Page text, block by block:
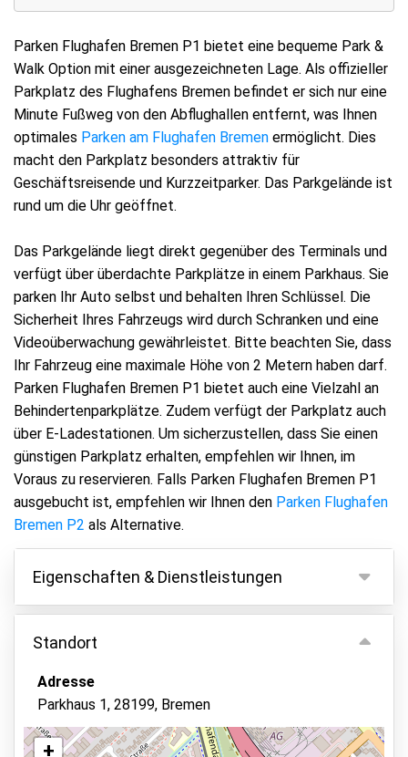
Parken Flughafen Bremen P1 bietet eine bequeme Park &
Walk Option mit einer ausgezeichneten Lage. Als offizieller
Parkplatz des Flughafens Bremen befindet er sich nur eine
Minute Fußweg von den Abflughallen entfernt, was Ihnen
optimales Parken am Flughafen Bremen ermöglicht. Dies
macht den Parkplatz besonders attraktiv für
Geschäftsreisende und Kurzzeitparker. Das Parkgelände ist
rund um die Uhr geöffnet.
Das Parkgelände liegt direkt gegenüber des Terminals und
verfügt über überdachte Parkplätze in einem Parkhaus. Sie
parken Ihr Auto selbst und behalten Ihren Schlüssel. Die
Sicherheit Ihres Fahrzeugs wird durch Schranken und eine
Videoüberwachung gewährleistet. Bitte beachten Sie, dass
Ihr Fahrzeug eine maximale Höhe von 2 Metern haben darf.
Parken Flughafen Bremen P1 bietet auch eine Vielzahl an
Behindertenparkplätze. Zudem verfügt der Parkplatz auch
über E-Ladestationen. Um sicherzustellen, dass Sie einen
günstigen Parkplatz erhalten, empfehlen wir Ihnen, im
Voraus zu reservieren. Falls Parken Flughafen Bremen P1
ausgebucht ist, empfehlen wir Ihnen den Parken Flughafen
Bremen P2 als Alternative.
Eigenschaften & Dienstleistungen
Eigenschaften
Parken innen
Fahrzeugschlüssel behalten
Videoüberwachung
Barrierefreier Zugang
Standort
Adresse
Parkhaus 1, 28199, Bremen
+